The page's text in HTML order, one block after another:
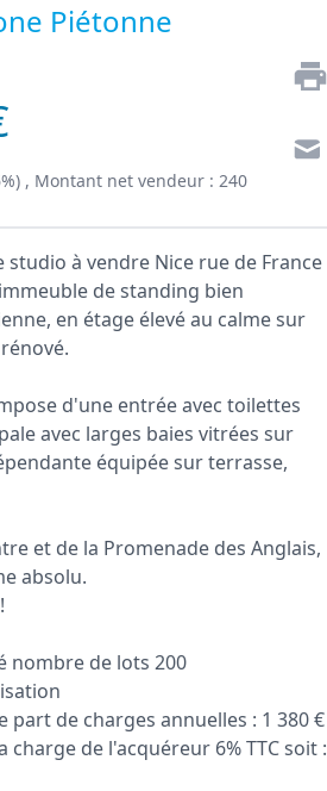
Piétonne
, Montant net vendeur : 240
à vendre Nice rue de France
de standing bien
en étage élevé au calme sur
d'une entrée avec toilettes
avec larges baies vitrées sur
équipée sur terrasse,
et de la Promenade des Anglais,
absolu.
nombre de lots 200
de charges annuelles : 1 380 €
charge de l'acquéreur 6% TTC soit :